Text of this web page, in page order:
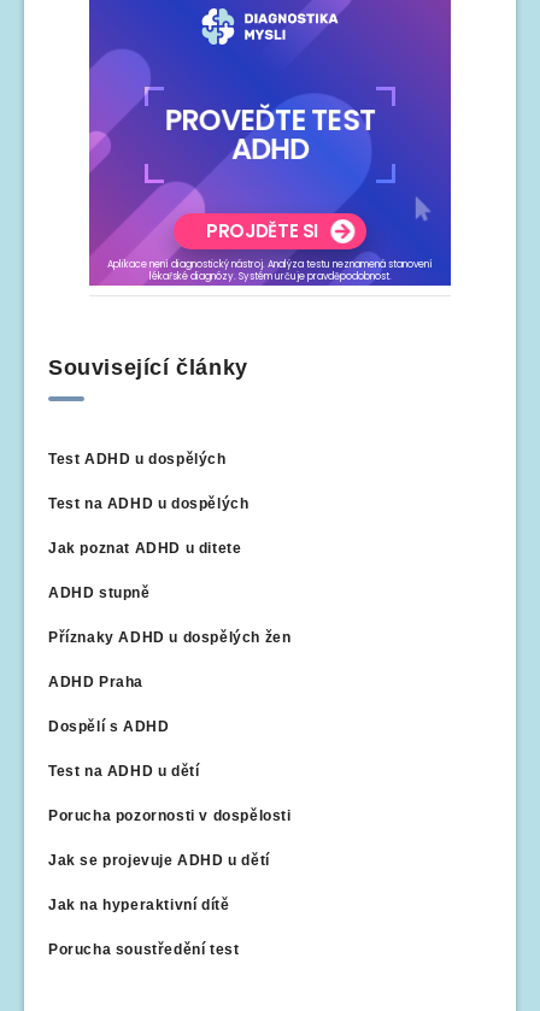
Související články
Test ADHD u dospělých
Test na ADHD u dospělých
Jak poznat ADHD u ditete
ADHD stupně
Příznaky ADHD u dospělých žen
ADHD Praha
Dospělí s ADHD
Test na ADHD u dětí
Porucha pozornosti v dospělosti
Jak se projevuje ADHD u dětí
Jak na hyperaktivní dítě
Porucha soustředění test